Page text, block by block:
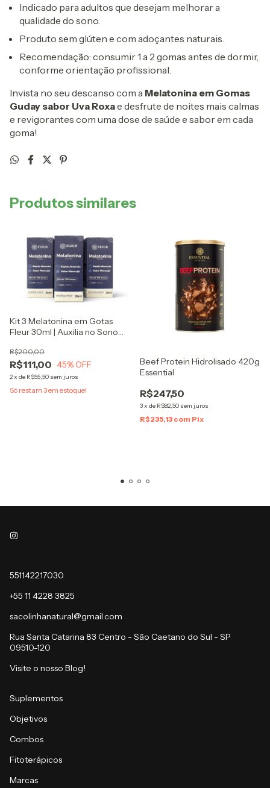
Indicado para adultos que desejam melhorar a
qualidade do sono.
Produto sem glúten e com adoçantes naturais.
Recomendação: consumir 1 a 2 gomas antes de dormir,
conforme orientação profissional.
Invista no seu descanso com a Melatonina em Gomas
Guday sabor Uva Roxae desfrute de noites mais calmas
e revigorantes com uma dose de saúde e sabor em cada
goma!
Produtos similares
Kit 3 Melatonina em Gotas
Fleur 30ml | Auxilia no Sono
Sabor Maracujá | Suplemento
Melatoni
R$111,00
R$200,00
45% OFF
2x de R$55,50 sem juros
Só restam 3em estoque!
Beef Protein Hidrolisado 420g
Essential
R$247,50
3x de R$82,50 sem juros
R$235,13 com Pix
551142217030
+55 11 4228 3825
sacolinhanatural@gmail.com
Rua Santa Catarina 83 Centro - São Caetano do Sul - SP
09510-120
Visite o nosso Blog!
Suplementos
Objetivos
Combos
Fitoterápicos
Marcas